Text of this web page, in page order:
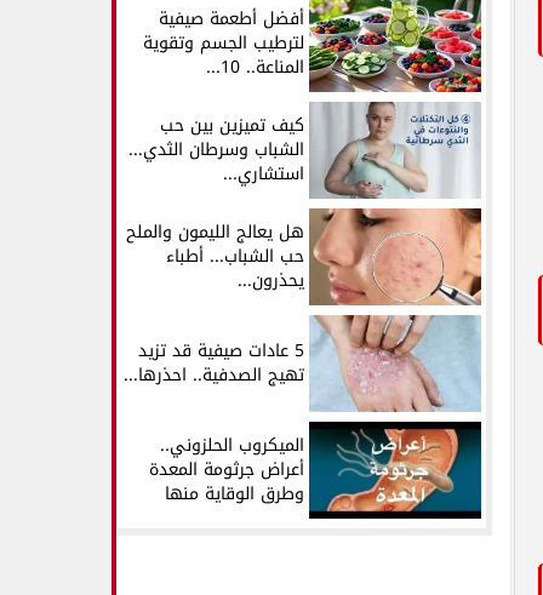
أفضل أطعمة صيفية
لترطيب الجسم وتقوية
المناعة.. 10...
كيف تميزين بين حب
الشباب وسرطان الثدي...
استشاري...
هل يعالج الليمون والملح
حب الشباب... أطباء
يحذرون...
5 عادات صيفية قد تزيد
تهيج الصدفية.. احذرها...
الميكروب الحلزوني..
أعراض جرثومة المعدة
وطرق الوقاية منها